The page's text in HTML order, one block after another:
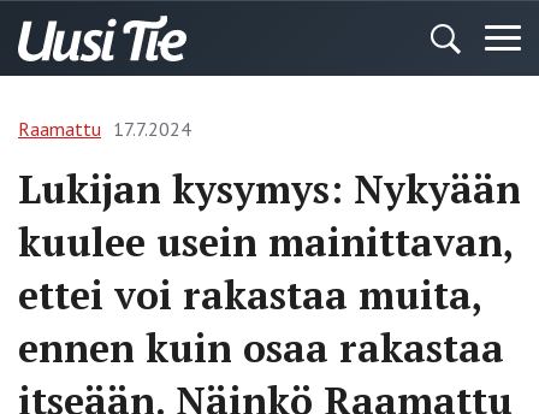
Raamattu 17.7.2024
Lukijan kysymys: Nykyään
kuulee usein mainittavan,
ettei voi rakastaa muita,
ennen kuin osaa rakastaa
itseään. Näinkö Raamattu